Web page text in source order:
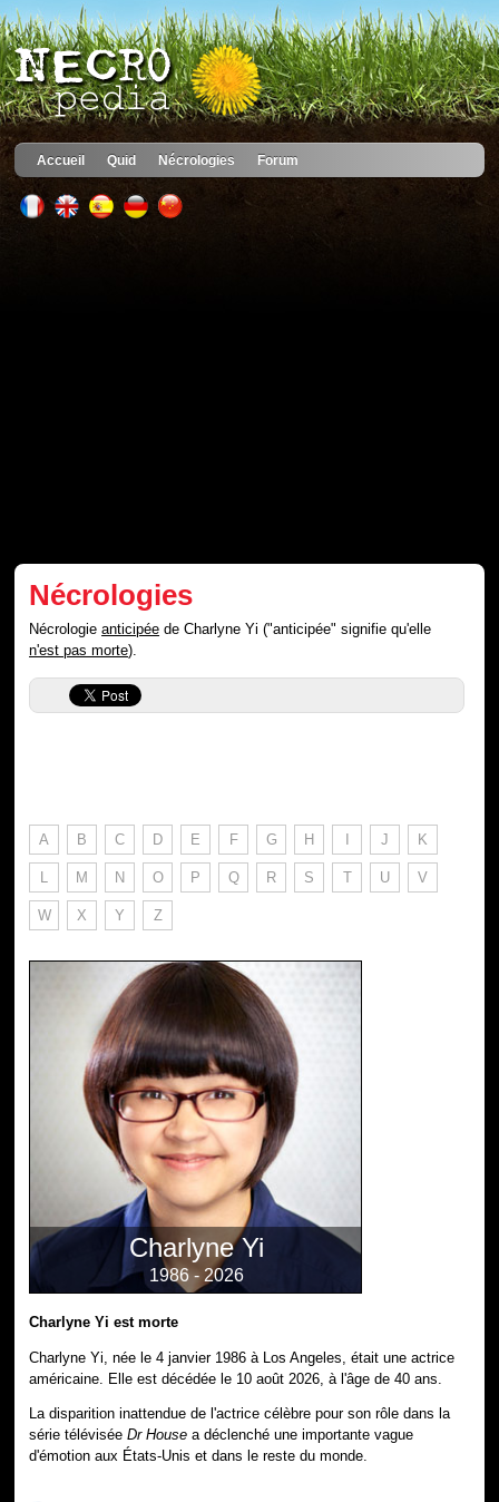
Accueil Quid Nécrologies Forum
Nécrologies
Nécrologieanticipée de Charlyne Yi ("anticipée" signifie qu'elle
n'est pas morte).
A B C D E F G H I J K
L M N O P Q R S T U V
W X Y Z
Charlyne Yi
1986 - 2026
Charlyne Yi est morte
Charlyne Yi, née le 4 janvier 1986 à Los Angeles, était une actrice
américaine. Elle est décédée le 10 août 2026, à l'âge de 40 ans.
La disparition inattendue de l'actrice célèbre pour son rôle dans la
série téléviséeDr House a déclenché une importante vague
d'émotion aux États-Unis et dans le reste du monde.